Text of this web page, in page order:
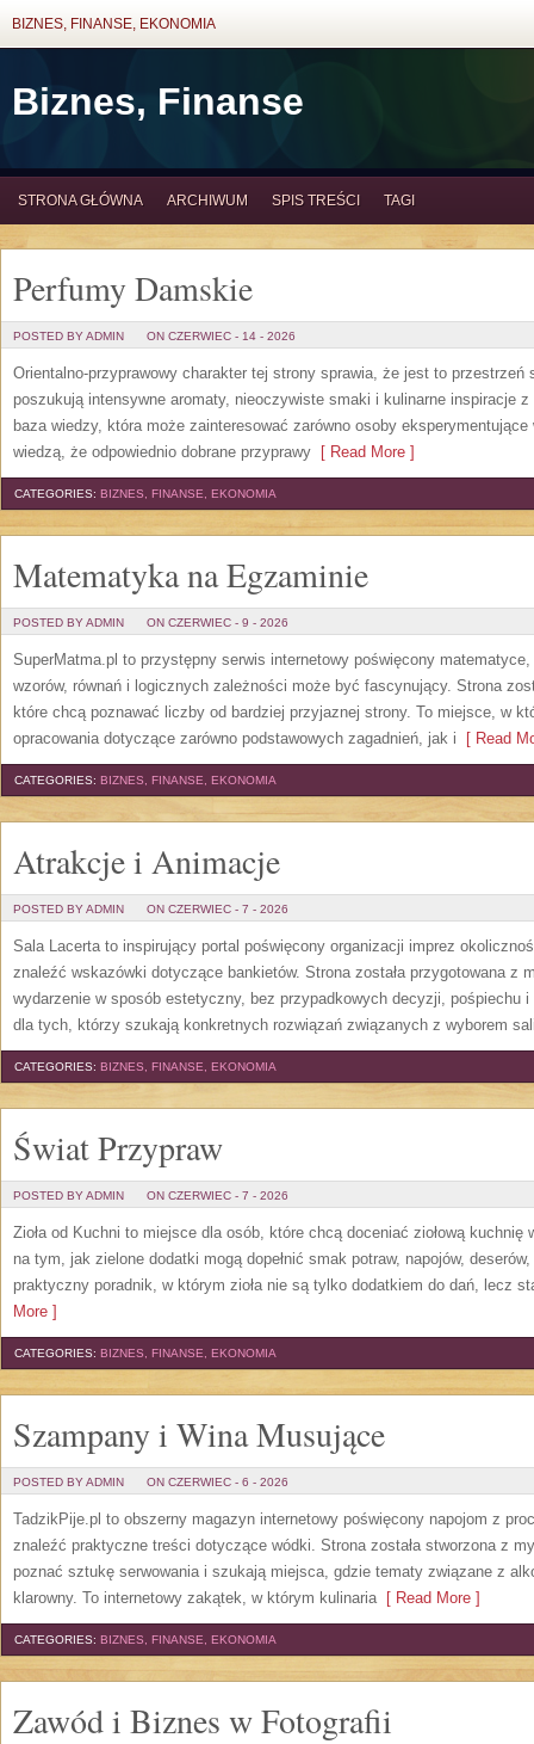
BIZNES, FINANSE, EKONOMIA
Biznes, Finanse
STRONA GŁÓWNA ARCHIWUM SPIS TREŚCI TAGI
Perfumy Damskie
POSTED BY ADMIN ON CZERWIEC - 14 - 2026
Orientalno-przyprawowy charakter tej strony sprawia, że jest to
poszukują intensywne aromaty, nieoczywiste smaki i kulinarne inspiracje
baza wiedzy, która może zainteresować zarówno osoby
wiedzą, że odpowiednio dobrane przyprawy [ Read More ]
CATEGORIES: BIZNES, FINANSE, EKONOMIA
Matematyka na Egzaminie
POSTED BY ADMIN ON CZERWIEC - 9 - 2026
SuperMatma.pl to przystępny serwis internetowy poświęcony
wzorów, równań i logicznych zależności może być fascynujący. Strona
które chcą poznawać liczby od bardziej przyjaznej strony. To miejsce, w
opracowania dotyczące zarówno podstawowych zagadnień, jak i [ Read
CATEGORIES: BIZNES, FINANSE, EKONOMIA
Atrakcje i Animacje
POSTED BY ADMIN ON CZERWIEC - 7 - 2026
Sala Lacerta to inspirujący portal poświęcony organizacji imprez
znaleźć wskazówki dotyczące bankietów. Strona została przygotowana z
wydarzenie w sposób estetyczny, bez przypadkowych decyzji, pośpiechu
dla tych, którzy szukają konkretnych rozwiązań związanych z wyborem
CATEGORIES: BIZNES, FINANSE, EKONOMIA
Świat Przypraw
POSTED BY ADMIN ON CZERWIEC - 7 - 2026
Zioła od Kuchni to miejsce dla osób, które chcą doceniać ziołową
na tym, jak zielone dodatki mogą dopełnić smak potraw, napojów,
praktyczny poradnik, w którym zioła nie są tylko dodatkiem do dań, lecz
More ]
CATEGORIES: BIZNES, FINANSE, EKONOMIA
Szampany i Wina Musujące
POSTED BY ADMIN ON CZERWIEC - 6 - 2026
TadzikPije.pl to obszerny magazyn internetowy poświęcony napojom z
znaleźć praktyczne treści dotyczące wódki. Strona została stworzona z
poznać sztukę serwowania i szukają miejsca, gdzie tematy związane z
klarowny. To internetowy zakątek, w którym kulinaria[ Read More ]
CATEGORIES: BIZNES, FINANSE, EKONOMIA
Zawód i Biznes w Fotografii